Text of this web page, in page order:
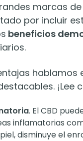
marcas
por incluir
beneficios
hablamos
¡Lee
. El CBD
inflamatorias
disminuye el